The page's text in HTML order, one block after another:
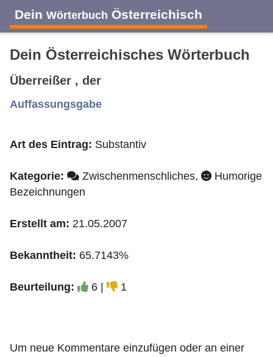
Dein Wörterbuch Österreichisch
A B C D
J K L M N
S T U
Dein Österreichisches Wörterbuch
Überreißer , der
Auffassungsgabe
Art des Eintrag: Substantiv
Kategorie: Zwischenmenschliches,
Humorige
Bezeichnungen
Erstellt am: 21.05.2007
Bekanntheit: 65.7143%
Beurteilung: 6 | 1
Um neue Kommentare einzufügen oder an einer